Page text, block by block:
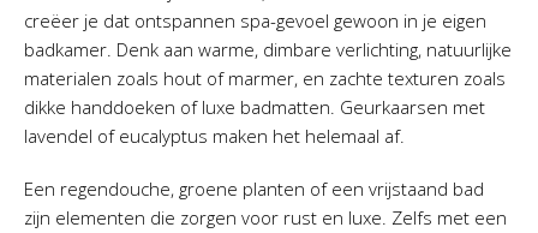
creëer je dat ontspannen spa-gevoel gewoon in je eigen
badkamer. Denk aan warme, dimbare verlichting, natuurlijke
materialen zoals hout of marmer, en zachte texturen zoals
dikke handdoeken of luxe badmatten. Geurkaarsen met
lavendel of eucalyptus maken het helemaal af.
Een regendouche, groene planten of een vrijstaand bad
zijn elementen die zorgen voor rust en luxe. Zelfs met een